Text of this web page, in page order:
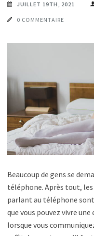
JUILLET 19TH, 2021
0 COMMENTAIRE
Beaucoup de gens se
téléphone. Après tout, les
parlant au téléphone
que vous pouvez vivre
lorsque vous